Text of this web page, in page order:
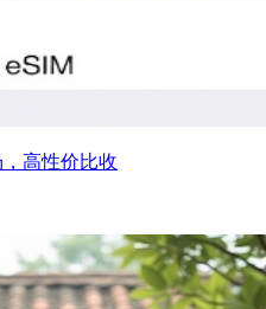
高性价比收